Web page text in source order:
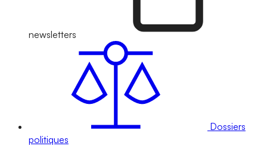
newsletters
Dossiers
politiques